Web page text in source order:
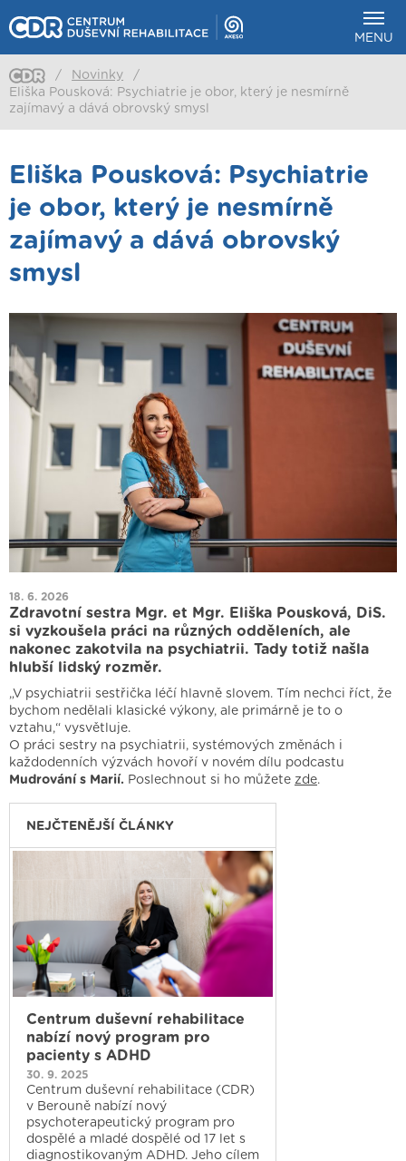
MENU
/ Novinky
/
Eliška Pousková: Psychiatrie je obor, který je nesmírně
zajímavý a dává obrovský smysl
Eliška Pousková: Psychiatrie
je obor, který je nesmírně
zajímavý a dává obrovský
smysl
18. 6. 2026
Zdravotní sestra Mgr. et Mgr. Eliška Pousková, DiS.
si vyzkoušela práci na různých odděleních, ale
nakonec zakotvila na psychiatrii. Tady totiž našla
hlubší lidský rozměr.
„V psychiatrii sestřička léčí hlavně slovem. Tím nechci říct, že
bychom nedělali klasické výkony, ale primárně je to o
vztahu,“ vysvětluje.
O práci sestry na psychiatrii, systémových změnách i
každodenních výzvách hovoří v novém dílu podcastu
Mudrování s Marií. Poslechnout si ho můžete zde.
NEJČTENĚJŠÍ ČLÁNKY
Centrum duševní rehabilitace
nabízí nový program pro
pacienty s ADHD
30. 9. 2025
Centrum duševní rehabilitace (CDR)
v Berouně nabízí nový
psychoterapeutický program pro
dospělé a mladé dospělé od 17 let s
diagnostikovaným ADHD. Jeho cílem